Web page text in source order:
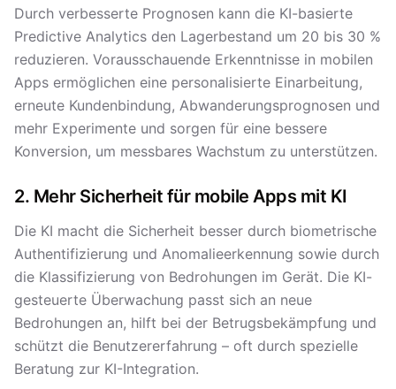
Durch verbesserte Prognosen kann die KI-basierte
Predictive Analytics den Lagerbestand um 20 bis 30 %
reduzieren. Vorausschauende Erkenntnisse in mobilen
Apps ermöglichen eine personalisierte Einarbeitung,
erneute Kundenbindung, Abwanderungsprognosen und
mehr Experimente und sorgen für eine bessere
Konversion, um messbares Wachstum zu unterstützen.
2. Mehr Sicherheit für mobile Apps mit KI
Die KI macht die Sicherheit besser durch biometrische
Authentifizierung und Anomalieerkennung sowie durch
die Klassifizierung von Bedrohungen im Gerät. Die KI-
gesteuerte Überwachung passt sich an neue
Bedrohungen an, hilft bei der Betrugsbekämpfung und
schützt die Benutzererfahrung – oft durch spezielle
Beratung zur KI-Integration.